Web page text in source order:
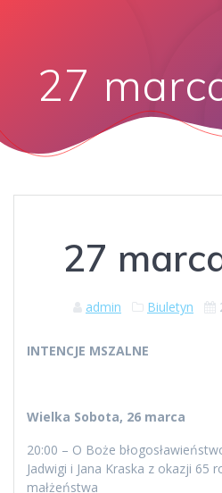
27
27
admin Biuletyn
INTENCJE MSZALNE
Wielka Sobota, 26 marca
20:00 – O Boże
Jadwigi i Jana Kraska z okazji 65
małżeństwa